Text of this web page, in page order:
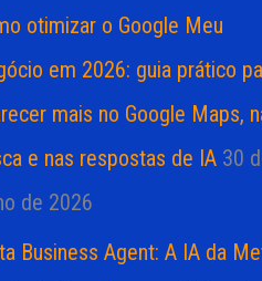
otimizar o Google Meu
em 2026: guia prático
mais no Google Maps,
e nas respostas de IA 30
de 2026
Business Agent: A IA da